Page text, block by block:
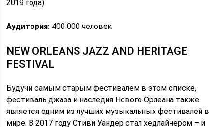
2019 года)
Аудитория: 400 000 человек
NEW ORLEANS JAZZ AND HERITAGE
FESTIVAL
Будучи самым старым фестивалем в этом списке,
фестиваль джаза и наследия Нового Орлеана также
является одним из лучших музыкальных фестивалей в
мире. В 2017 году Стиви Уандер стал хедлайнером – и